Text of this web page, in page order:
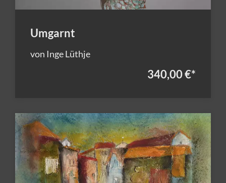
Umgarnt
von Inge Lüthje
340,00 €*